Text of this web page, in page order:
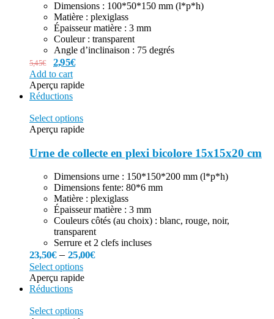
Dimensions : 100*50*150 mm (l*p*h)
Matière : plexiglass
Épaisseur matière : 3 mm
Couleur : transparent
Angle d’inclinaison : 75 degrés
5,45€ 2,95€
Add to cart
Aperçu rapide
Réductions
Select options
Aperçu rapide
Urne de collecte en plexi bicolore 15x15x20 cm
Dimensions urne : 150*150*200 mm (l*p*h)
Dimensions fente: 80*6 mm
Matière : plexiglass
Épaisseur matière : 3 mm
Couleurs côtés (au choix) : blanc, rouge, noir,
transparent
Serrure et 2 clefs incluses
23,50€–25,00€
Select options
Aperçu rapide
Réductions
Select options